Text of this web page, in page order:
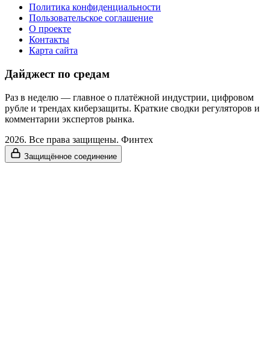
Политика конфиденциальности
Пользовательское соглашение
О проекте
Контакты
Карта сайта
Дайджест по средам
Раз в неделю — главное о платёжной индустрии, цифровом
рубле и трендах киберзащиты. Краткие сводки регуляторов и
комментарии экспертов рынка.
2026. Все права защищены. Финтех
Защищённое соединение